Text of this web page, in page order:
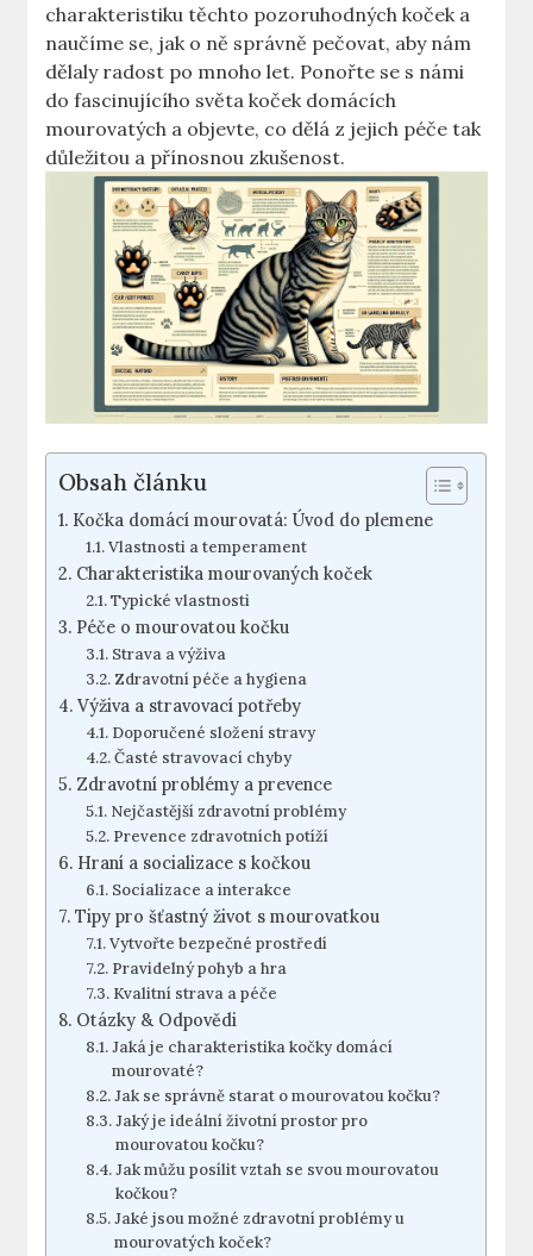
charakteristiku těchto pozoruhodných koček a
naučíme se, jak o ně správně pečovat, aby nám
dělaly radost po mnoho let. Ponořte se s námi
do fascinujícího světa koček domácích
mourovatých a objevte, co dělá z jejich péče tak
důležitou a přínosnou zkušenost.
Obsah článku
Kočka domácí mourovatá: Úvod do plemene
Vlastnosti a temperament
Charakteristika mourovaných koček
Typické vlastnosti
Péče o mourovatou kočku
Strava a výživa
Zdravotní péče a hygiena
Výživa a stravovací potřeby
Doporučené složení stravy
Časté stravovací chyby
Zdravotní problémy a prevence
Nejčastější zdravotní problémy
Prevence zdravotních potíží
Hraní a socializace s kočkou
Socializace a interakce
Tipy pro šťastný život s mourovatkou
Vytvořte bezpečné prostředí
Pravidelný pohyb a hra
Kvalitní strava a péče
Otázky & Odpovědi
Jaká je charakteristika kočky domácí
mourovaté?
Jak se správně starat o mourovatou kočku?
Jaký je ideální životní prostor pro
mourovatou kočku?
Jak můžu posílit vztah se svou mourovatou
kočkou?
Jaké jsou možné zdravotní problémy u
mourovatých koček?